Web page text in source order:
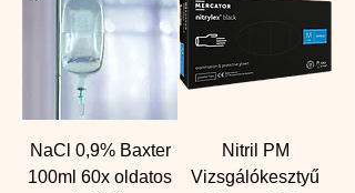
NaCl 0,9% Baxter
100ml 60x oldatos
Nitril PM
Vizsgálókesztyű